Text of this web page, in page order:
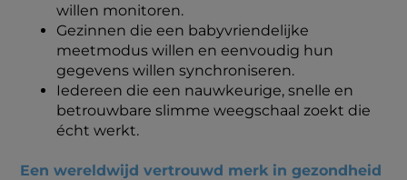
willen monitoren.
Gezinnen die een babyvriendelijke
meetmodus willen en eenvoudig hun
gegevens willen synchroniseren.
Iedereen die een nauwkeurige, snelle en
betrouwbare slimme weegschaal zoekt die
écht werkt.
Een wereldwijd vertrouwd merk in gezondheid